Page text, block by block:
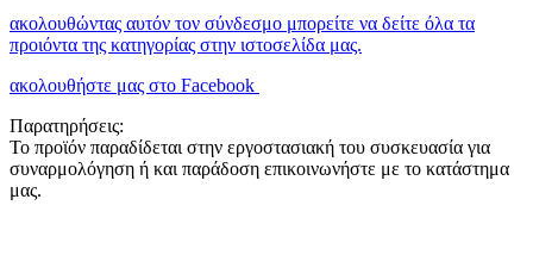
ακολουθώντας αυτόν τον σύνδεσμο μπορείτε να δείτε όλα τα
προιόντα της κατηγορίας στην ιστοσελίδα μας.
ακολουθήστε μας στο Facebook
Παρατηρήσεις:
Το προϊόν παραδίδεται στην εργοστασιακή του συσκευασία για
συναρμολόγηση ή και παράδοση επικοινωνήστε με το κατάστημα
μας.